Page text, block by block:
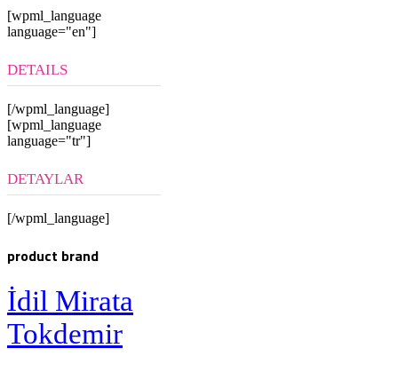
[wpml_language
language="en"]
DETAILS
[/wpml_language]
[wpml_language
language="tr"]
DETAYLAR
[/wpml_language]
product brand
İdil Mirata
Tokdemir